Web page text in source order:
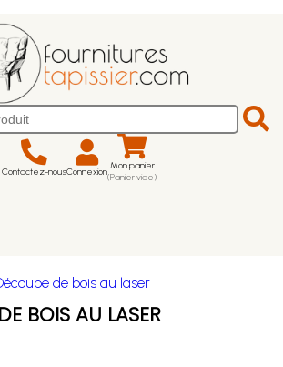
Contactez-nousConnexion Mon panier
(Panier vide)
de bois au laser
BOIS AU LASER